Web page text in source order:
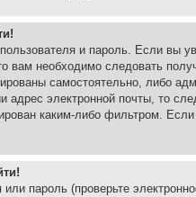
и пароль. Если вы
вам необходимо следовать
самостоятельно, либо
адрес электронной почты, то
каким-либо фильтром.
пароль (проверьте